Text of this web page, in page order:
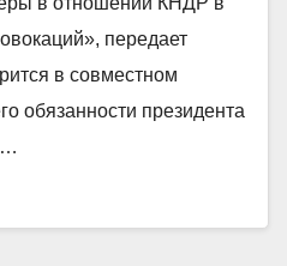
передает
в совместном
обязанности президента